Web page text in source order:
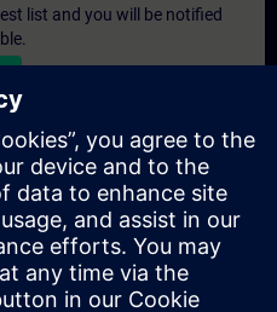
list and you will be notified
quotation for this training, for
then please click the
some personal details and
to you.